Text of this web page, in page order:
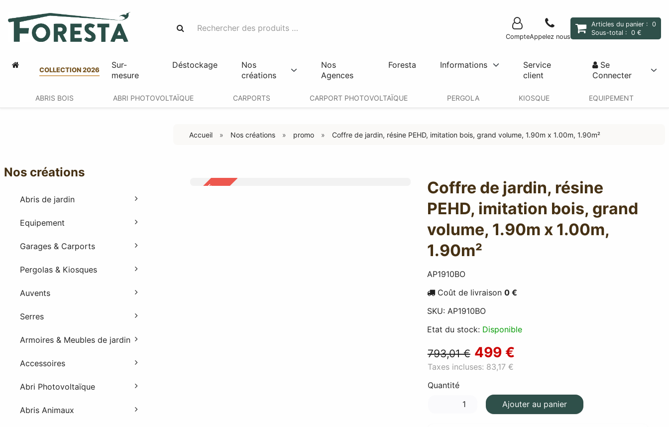
CompteAppelez nous
Articles du panier : 0
Sous-total : 0 €
COLLECTION 2026
Sur-
mesure
Déstockage
Nos
créations
Nos
Agences
Foresta Informations
Service
client
Se
Connecter
ABRIS BOIS ABRI PHOTOVOLTAÏQUE CARPORTS CARPORT PHOTOVOLTAÏQUE PERGOLA KIOSQUE EQUIPEMENT
Nos créations
Abris de jardin
Equipement
Garages & Carports
Pergolas & Kiosques
Auvents
Serres
Armoires & Meubles de jardin
Accessoires
Abri Photovoltaïque
Abris Animaux
Accueil Nos créations promo Coffre de jardin, résine PEHD, imitation bois, grand volume, 1.90m x 1.00m, 1.90m²
OFFRE
Coffre de jardin, résine
PEHD, imitation bois, grand
volume, 1.90m x 1.00m,
1.90m²
AP1910BO
Coût de livraison 0 €
SKU: AP1910BO
Etat du stock: Disponible
793,01 € 499 €
Taxes incluses: 83,17 €
Quantité
Ajouter au panier